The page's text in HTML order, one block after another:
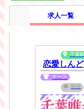
求人一覧
千葉駅
恋愛しん
ナース
朝昼